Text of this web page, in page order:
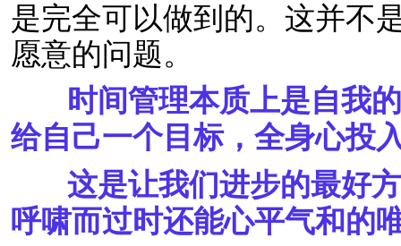
是完全可以做到的。这并不
愿意的问题。
时间管理本质上是自我
给自己一个目标，全身心投
这是让我们进步的最好方
呼啸而过时还能心平气和的